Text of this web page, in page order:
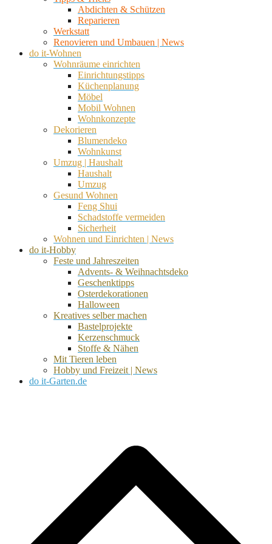
Abdichten & Schützen
Reparieren
Werkstatt
Renovieren und Umbauen | News
do it-Wohnen
Wohnräume einrichten
Einrichtungstipps
Küchenplanung
Möbel
Mobil Wohnen
Wohnkonzepte
Dekorieren
Blumendeko
Wohnkunst
Umzug | Haushalt
Haushalt
Umzug
Gesund Wohnen
Feng Shui
Schadstoffe vermeiden
Sicherheit
Wohnen und Einrichten | News
do it-Hobby
Feste und Jahreszeiten
Advents- & Weihnachtsdeko
Geschenktipps
Osterdekorationen
Halloween
Kreatives selber machen
Bastelprojekte
Kerzenschmuck
Stoffe & Nähen
Mit Tieren leben
Hobby und Freizeit | News
do it-Garten.de